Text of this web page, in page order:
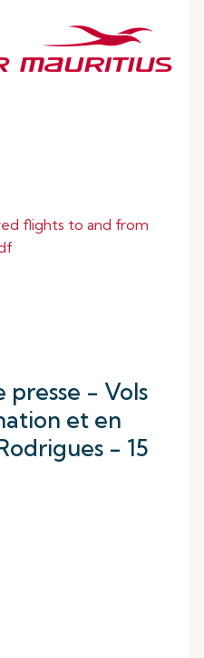
flights to and from
presse - Vols
et en
- 15